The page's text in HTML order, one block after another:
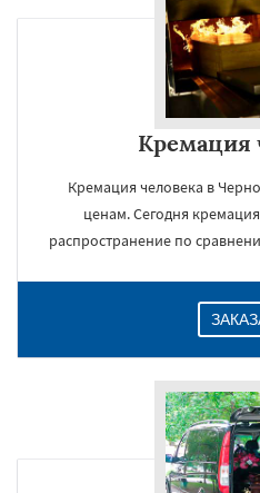
Кремация
Кремация человека в
ценам. Сегодня
распространение по